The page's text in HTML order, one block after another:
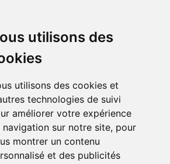
utilisons des
utilisons des cookies et
technologies de suivi
améliorer votre expérience
navigation sur notre site, pour
montrer un contenu
et des publicités
Livraisons
65 avis